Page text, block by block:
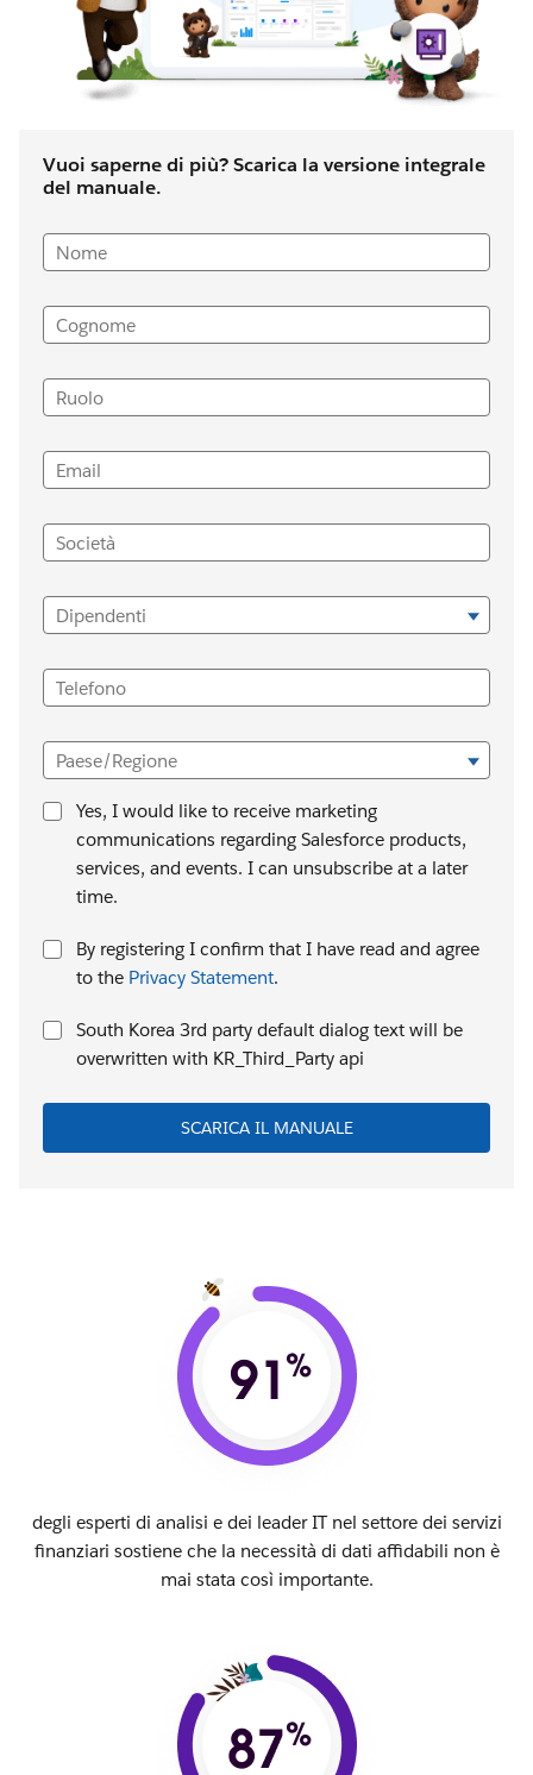
Vuoi saperne di più? Scarica la versione integrale
del manuale.
Nome
Cognome
Ruolo
Email
Società
Dipendenti
Telefono
Paese/Regione
Yes, I would like to receive marketing
communications regarding Salesforce products,
services, and events. I can unsubscribe at a later
time.
By registering I confirm that I have read and agree
to the Privacy Statement.
South Korea 3rd party default dialog text will be
overwritten with KR_Third_Party api
SCARICA IL MANUALE
degli esperti di analisi e dei leader IT nel settore dei servizi
finanziari sostiene che la necessità di dati affidabili non è
mai stata così importante.